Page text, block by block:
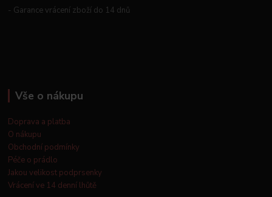
- Garance vrácení zboží do 14 dnů
Vše o nákupu
Doprava a platba
O nákupu
Obchodní podmínky
Péče o prádlo
Jakou velikost podprsenky
Vrácení ve 14 denní lhůtě